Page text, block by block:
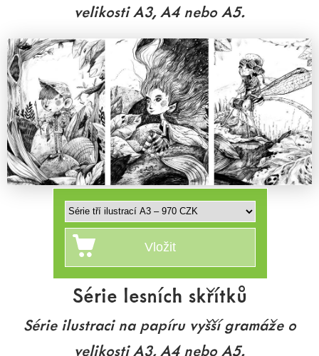
velikosti A3, A4 nebo A5.
Série lesních skřítků
Série ilustraci na papíru vyšší gramáže o
velikosti A3, A4 nebo A5.